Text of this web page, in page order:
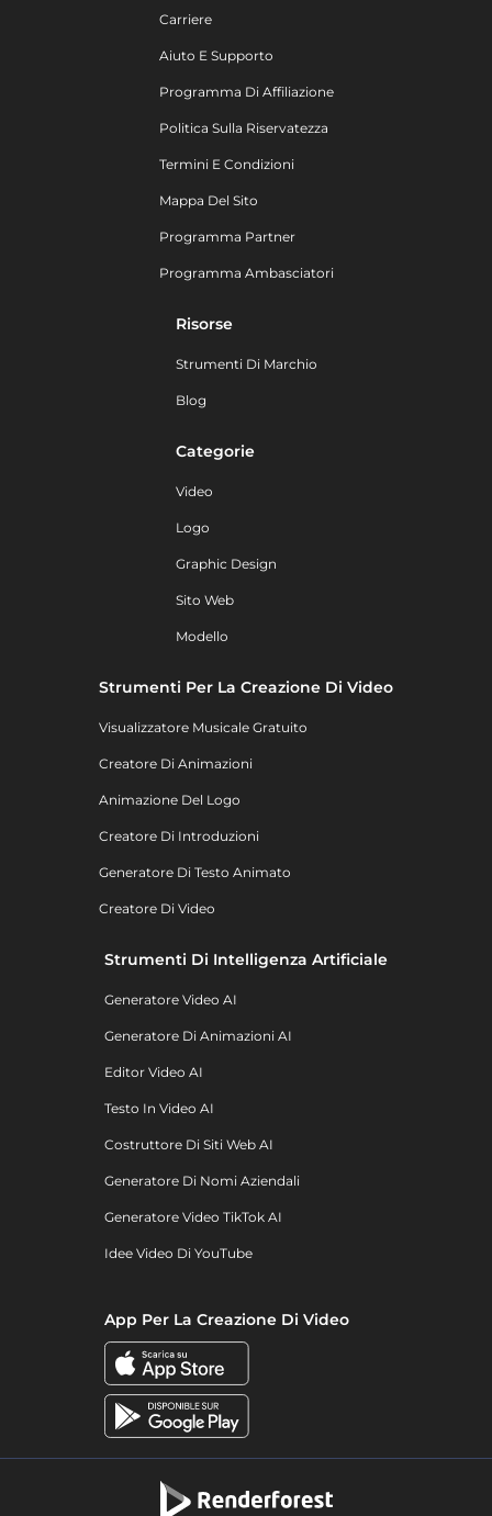
Carriere
Aiuto E Supporto
Programma Di Affiliazione
Politica Sulla Riservatezza
Termini E Condizioni
Mappa Del Sito
Programma Partner
Programma Ambasciatori
Risorse
Strumenti Di Marchio
Blog
Categorie
Video
Logo
Graphic Design
Sito Web
Modello
Strumenti Per La Creazione Di Video
Visualizzatore Musicale Gratuito
Creatore Di Animazioni
Animazione Del Logo
Creatore Di Introduzioni
Generatore Di Testo Animato
Creatore Di Video
Strumenti Di Intelligenza Artificiale
Generatore Video AI
Generatore Di Animazioni AI
Editor Video AI
Testo In Video AI
Costruttore Di Siti Web AI
Generatore Di Nomi Aziendali
Generatore Video TikTok AI
Idee Video Di YouTube
App Per La Creazione Di Video